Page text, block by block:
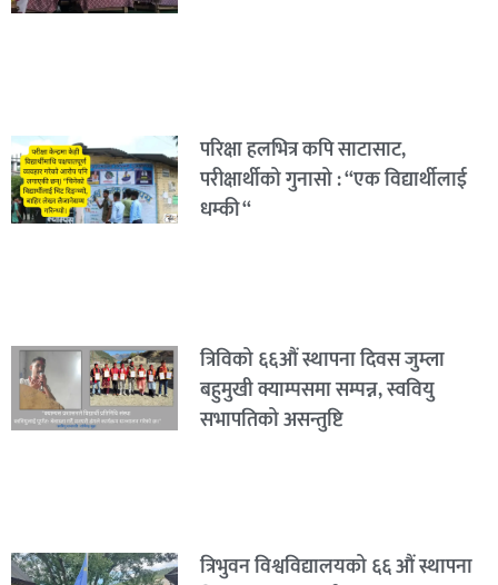
परिक्षा हलभित्र कपि साटासाट,
परीक्षार्थीको गुनासो : “एक विद्यार्थीलाई
धम्की “
त्रिविको ६६औं स्थापना दिवस जुम्ला
बहुमुखी क्याम्पसमा सम्पन्न, स्ववियु
सभापतिको असन्तुष्टि
त्रिभुवन विश्वविद्यालयको ६६ औं स्थापना